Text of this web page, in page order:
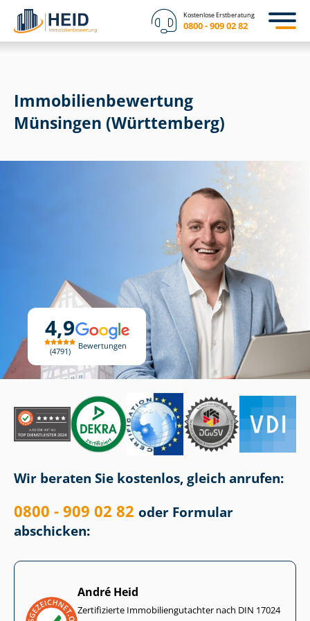
Kostenlose Erstberatung
0800 - 909 02 82
4,9
4791
Bewertungen
Immobilien­bewertung
Münsingen (Württemberg)
Wir beraten Sie kostenlos, gleich anrufen:
0800 - 909 02 82 oder Formular
abschicken:
André Heid
Zertifizierte Im­mo­bi­li­en­gut­ach­ter nach DIN 17024